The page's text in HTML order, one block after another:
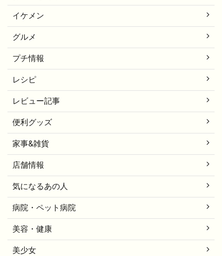
イケメン
グルメ
プチ情報
レシピ
レビュー記事
便利グッズ
家事&雑貨
店舗情報
気になるあの人
病院・ペット病院
美容・健康
美少女